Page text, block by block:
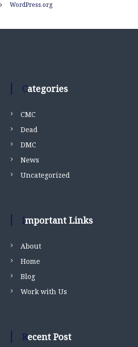
WordPress.org
Categories
CMC
Dead
DMC
News
Uncategorized
Important Links
About
Home
Blog
Work with Us
Recent Post